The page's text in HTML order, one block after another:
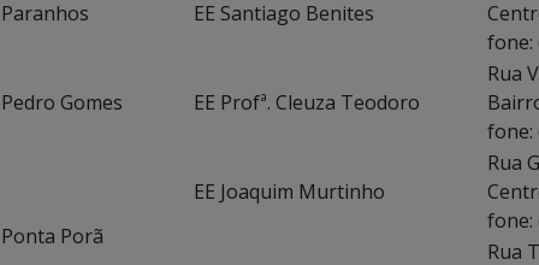
Paranhos EE Santiago Benites
fone:
Pedro Gomes EE Profª. Cleuza Teodoro
Rua
fone:
Ponta Porã
EE Joaquim Murtinho
Rua
fone:
Rua